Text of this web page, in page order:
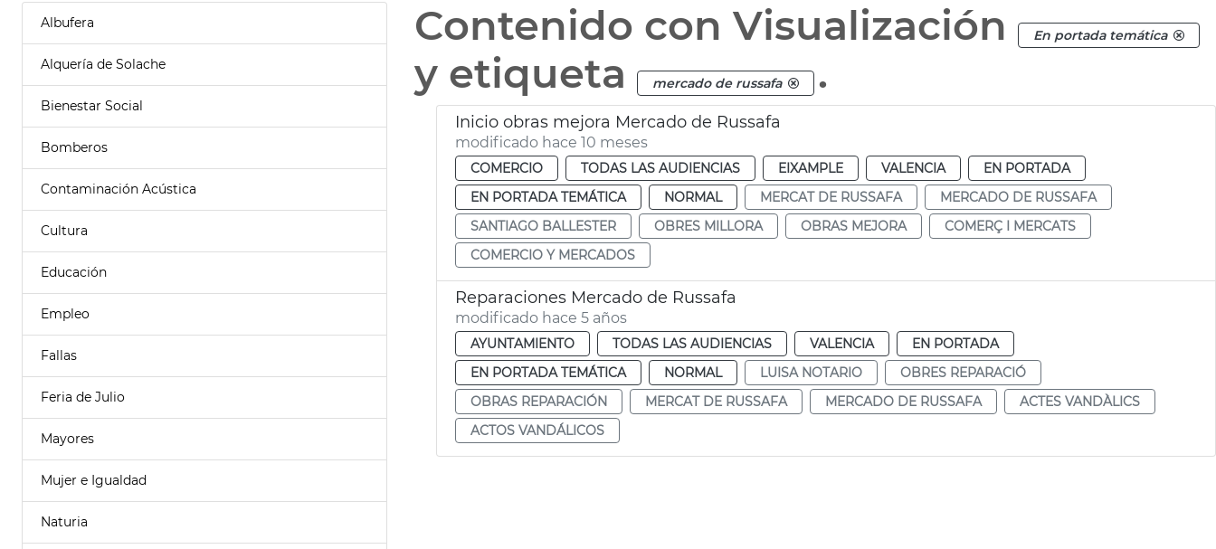
Albufera
Alquería de Solache
Bienestar Social
Bomberos
Contaminación Acústica
Cultura
Educación
Empleo
Fallas
Feria de Julio
Mayores
Mujer e Igualdad
Naturia
Contenido con Visualización En portada temática
y etiqueta mercado de russafa .
Inicio obras mejora Mercado de Russafa
modificado hace 10 meses
COMERCIO TODAS LAS AUDIENCIAS EIXAMPLE VALENCIA
EN PORTADA
EN PORTADA TEMÁTICA
NORMAL MERCAT DE RUSSAFA
MERCADO DE RUSSAFA
SANTIAGO BALLESTER
OBRES MILLORA OBRAS MEJORA
COMERÇ I MERCATS
COMERCIO Y MERCADOS
Reparaciones Mercado de Russafa
modificado hace 5 años
AYUNTAMIENTO TODAS LAS AUDIENCIAS VALENCIA
EN PORTADA
EN PORTADA TEMÁTICA
NORMAL LUISA NOTARIO
OBRES REPARACIÓ
OBRAS REPARACIÓN
MERCAT DE RUSSAFA MERCADO DE RUSSAFA
ACTES VANDÀLICS
ACTOS VANDÁLICOS